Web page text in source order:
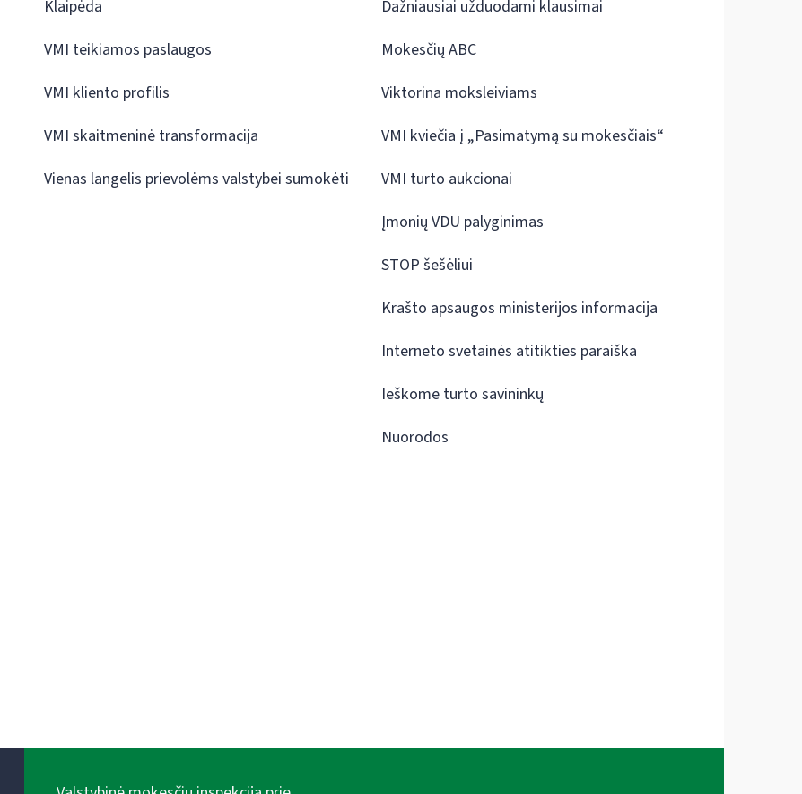
Klaipėda
VMI teikiamos paslaugos
VMI kliento profilis
VMI skaitmeninė transformacija
Vienas langelis prievolėms valstybei sumokėti
Dažniausiai užduodami klausimai
Mokesčių ABC
Viktorina moksleiviams
VMI kviečia į „Pasimatymą su mokesčiais“
VMI turto aukcionai
Įmonių VDU palyginimas
STOP šešėliui
Krašto apsaugos ministerijos informacija
Interneto svetainės atitikties paraiška
Ieškome turto savininkų
Nuorodos